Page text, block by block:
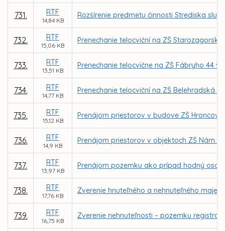
731. RTF
14,84 KB
Rozšírenie predmetu činnosti Strediska
732. RTF
15,06 KB
Prenechanie telocviční na ZŠ
733. RTF
13,51 KB
Prenechanie telocvične na ZŠ Fábryho 44
734. RTF
14,77 KB
Prenechanie telocviční na ZŠ Belehradská
735. RTF
15,12 KB
Prenájom priestorov v budove ZŠ
736. RTF
14,9 KB
Prenájom priestorov v objektoch ZŠ Nám.
737. RTF
13,97 KB
Prenájom pozemku ako prípad hodný
738. RTF
17,76 KB
Zverenie hnuteľného a nehnuteľného
739. RTF
16,75 KB
Zverenie nehnuteľnosti – pozemku registra